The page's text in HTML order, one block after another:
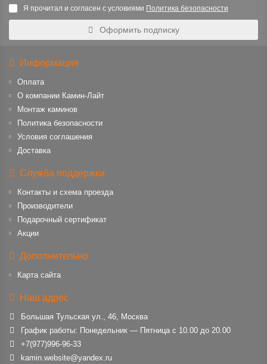
Я прочитал и согласен с условиями Политика безопасности
Оформить подписку
Информация
Оплата
О компании Камин-Лайт
Монтаж каминов
Политика безопасности
Условия соглашения
Доставка
Служба поддержки
Контакты и схема проезда
Производители
Подарочный сертификат
Акции
Дополнительно
Карта сайта
Наш адрес
Большая Тульская ул., 46, Москва
График работы: Понедельник — Пятница с 10.00 до 20.00
+7(977)996-96-33
kamin.website@yandex.ru